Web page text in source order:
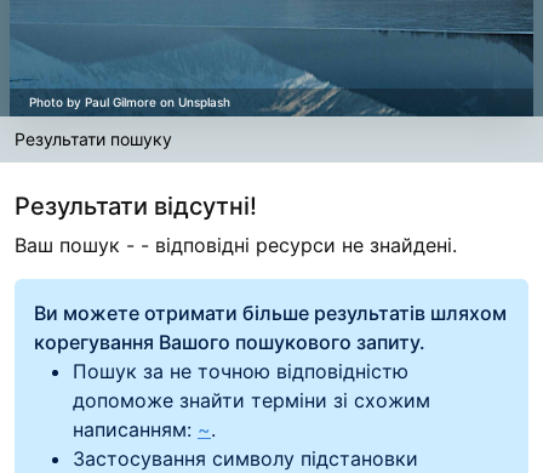
Результати пошуку
Результати відсутні!
Ваш пошук - - відповідні ресурси не знайдені.
Ви можете отримати більше результатів шляхом
корегування Вашого пошукового запиту.
Пошук за не точною відповідністю
допоможе знайти терміни зі схожим
написанням: ~.
Застосування символу підстановки